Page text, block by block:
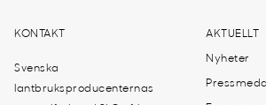
KONTAKT
Svenska
lantbruksproducenternas
AKTUELLT
Nyheter